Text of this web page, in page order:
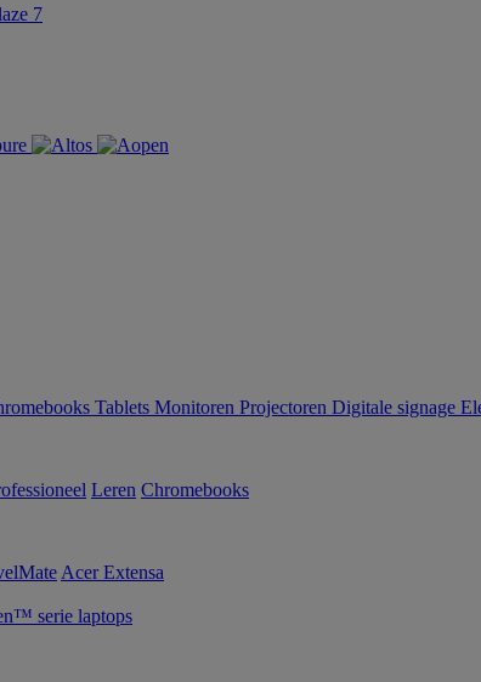
7
Tablets Monitoren Projectoren Digitale signage
Leren Chromebooks
Acer Extensa
serie laptops